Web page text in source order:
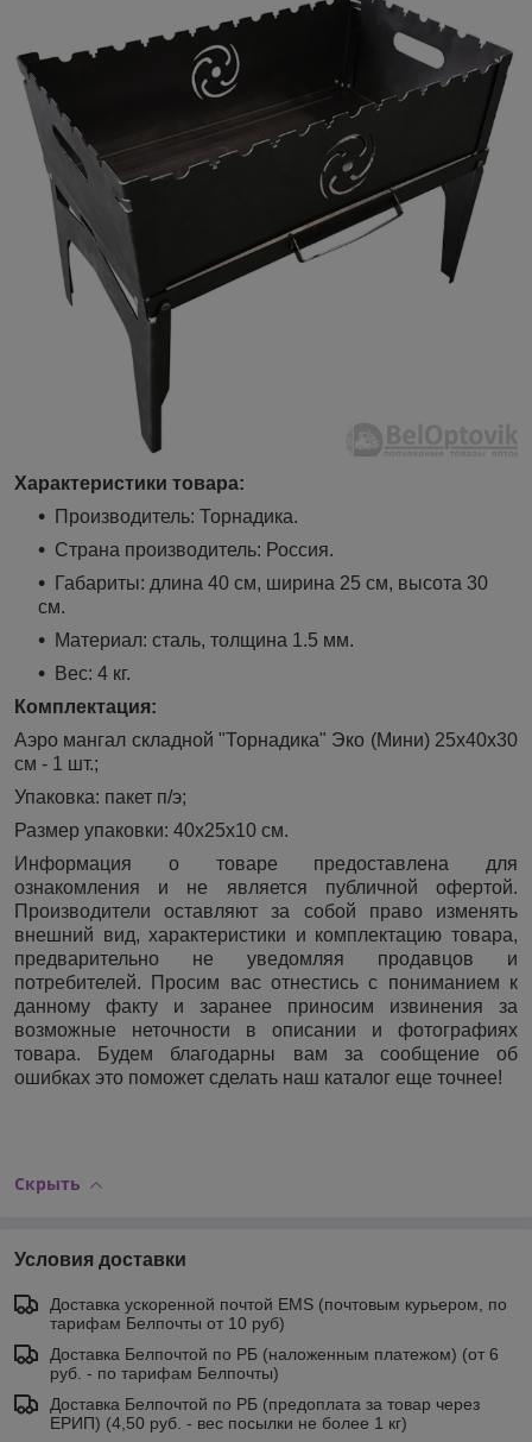
Характеристики товара:
Производитель: Торнадика.
Страна производитель: Россия.
Габариты: длина 40 см, ширина 25 см, высота 30
см.
Материал: сталь, толщина 1.5 мм.
Вес: 4 кг.
Комплектация:
Аэро мангал складной "Торнадика" Эко (Мини) 25х40х30
см - 1 шт.;
Упаковка: пакет п/э;
Размер упаковки: 40х25х10 см.
Информация о товаре предоставлена для
ознакомления и не является публичной офертой.
Производители оставляют за собой право изменять
внешний вид, характеристики и комплектацию товара,
предварительно не уведомляя продавцов и
потребителей. Просим вас отнестись с пониманием к
данному факту и заранее приносим извинения за
возможные неточности в описании и фотографиях
товара. Будем благодарны вам за сообщение об
ошибках это поможет сделать наш каталог еще точнее!
Скрыть
Условия доставки
Доставка ускоренной почтой EMS (почтовым курьером, по
тарифам Белпочты от 10 руб)
Доставка Белпочтой по РБ (наложенным платежом) (от 6
руб. - по тарифам Белпочты)
Доставка Белпочтой по РБ (предоплата за товар через
ЕРИП) (4,50 руб. - вес посылки не более 1 кг)